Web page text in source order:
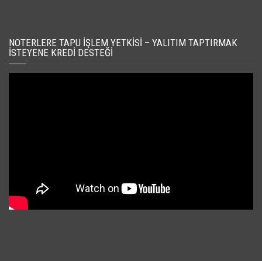
NOTERLERE TAPU İŞLEM YETKISI – YALITIM TAPTIRMAK
İSTEYENE KREDI DESTEĞI